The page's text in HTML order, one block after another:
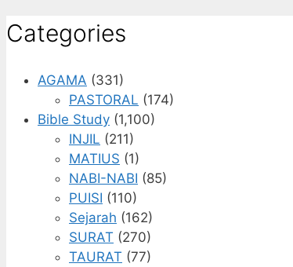
Categories
AGAMA (331)
PASTORAL (174)
Bible Study (1,100)
INJIL (211)
MATIUS (1)
NABI-NABI (85)
PUISI (110)
Sejarah (162)
SURAT (270)
TAURAT (77)